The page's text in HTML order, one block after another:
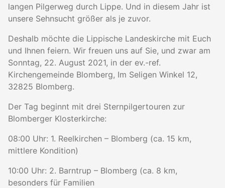
langen Pilgerweg durch Lippe. Und in diesem Jahr ist
unsere Sehnsucht größer als je zuvor.
Deshalb möchte die Lippische Landeskirche mit Euch
und Ihnen feiern. Wir freuen uns auf Sie, und zwar am
Sonntag, 22. August 2021, in der ev.-ref.
Kirchengemeinde Blomberg, Im Seligen Winkel 12,
32825 Blomberg.
Der Tag beginnt mit drei Sternpilgertouren zur
Blomberger Klosterkirche:
08:00 Uhr: 1. Reelkirchen – Blomberg (ca. 15 km,
mittlere Kondition)
10:00 Uhr: 2. Barntrup – Blomberg (ca. 8 km,
besonders für Familien